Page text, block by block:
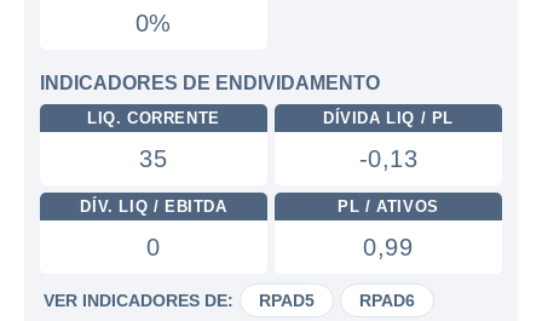
0%
INDICADORES DE ENDIVIDAMENTO
LIQ. CORRENTE
35
DÍVIDA LIQ / PL
-0,13
DÍV. LIQ / EBITDA
0
PL / ATIVOS
0,99
VER INDICADORES DE: RPAD5 RPAD6